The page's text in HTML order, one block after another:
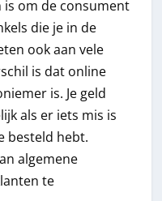
om de consument
die je in de
ook aan vele
is dat online
is. Je geld
als er iets mis is
besteld hebt.
algemene
te